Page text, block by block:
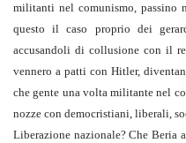
militanti nel comunismo, passino
questo il caso proprio dei
accusandoli di collusione con il
vennero a patti con Hitler,
che gente una volta militante nel
nozze con democristiani, liberali,
Liberazione nazionale? Che Beria